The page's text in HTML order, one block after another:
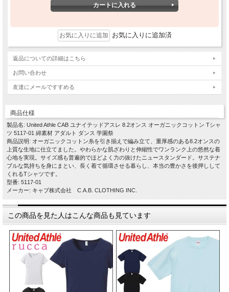
お気に入りに追加済
返品についての詳細はこちら
お問い合わせ
友達にメールですすめる
商品仕様
製品名: United Athle CAB ユナイテッドアスレ 8.2オンス オーガニックコットン Tシャ
ツ 5117-01 綿素材 アダルト ダンス 学園祭
商品説明: オーガニックコットン糸を引き揃えで編み立て、重厚感のある8.2オンスの
上質な生地に仕立てました。やわらかな肌ざわりと伸縮性でワンランク上の悠然な着
心地を実現。サイズ感も普遍的でほどよく力の抜けたニュースタンダード。サステナ
ブルな気持ちを身にまとい、長く着て循環させる暮らし、本当の豊かさを後押しして
くれるTシャツです。
型番: 5117-01
メーカー: キャブ株式会社 C.A.B. CLOTHING INC.
この商品を見た人はこんな商品も見ています